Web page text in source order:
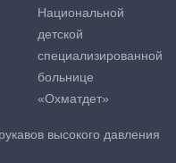
Национальной
детской
специализированной
больнице
«Охматдет»
высокого давления